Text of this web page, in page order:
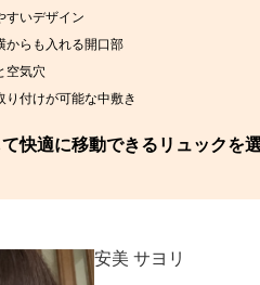
いデザイン
らも入れる開口部
空気穴
付けが可能な中敷き
快適に移動できるリュックを
安美 サヨリ